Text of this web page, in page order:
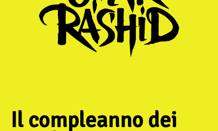
Il compleanno dei